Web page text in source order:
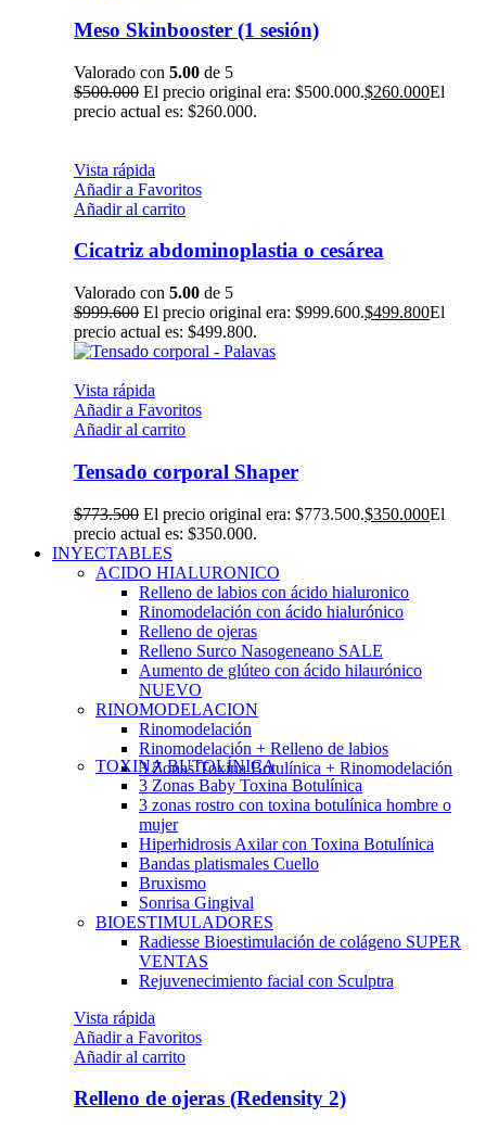
Meso Skinbooster (1 sesión)
Valorado con 5.00 de 5
$500.000 El precio original era: $500.000.$260.000El
precio actual es: $260.000.
Vista rápida
Añadir a Favoritos
Añadir al carrito
Cicatriz abdominoplastia o cesárea
Valorado con 5.00 de 5
$999.600 El precio original era: $999.600.$499.800El
precio actual es: $499.800.
Vista rápida
Añadir a Favoritos
Añadir al carrito
Tensado corporal Shaper
$773.500 El precio original era: $773.500.$350.000El
precio actual es: $350.000.
INYECTABLES
ACIDO HIALURONICO
Relleno de labios con ácido hialuronico
Rinomodelación con ácido hialurónico
Relleno de ojeras
Relleno Surco Nasogeneano SALE
Aumento de glúteo con ácido hilaurónico
NUEVO
RINOMODELACION
Rinomodelación
Rinomodelación + Relleno de labios
3 Zonas Toxina Botulínica + Rinomodelación
TOXINA BUTOLÍNICA
3 Zonas Baby Toxina Botulínica
3 zonas rostro con toxina botulínica hombre o
mujer
Hiperhidrosis Axilar con Toxina Botulínica
Bandas platismales Cuello
Bruxismo
Sonrisa Gingival
BIOESTIMULADORES
Radiesse Bioestimulación de colágeno SUPER
VENTAS
Rejuvenecimiento facial con Sculptra
Vista rápida
Añadir a Favoritos
Añadir al carrito
Relleno de ojeras (Redensity 2)